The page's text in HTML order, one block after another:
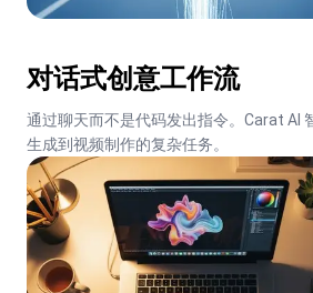
对话式创意工作流
通过聊天而不是代码发出指令。Carat AI
生成到视频制作的复杂任务。